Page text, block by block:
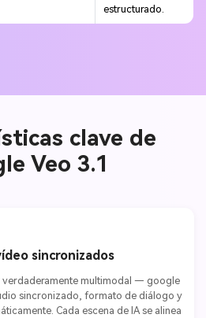
estructurado.
clave de
Veo 3.1
sincronizados
verdaderamente multimodal — google
sincronizado, formato de diálogo y
Cada escena de IA se alinea